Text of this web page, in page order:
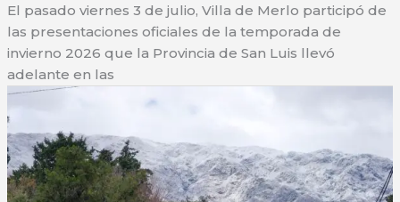
cercanía:
villa
de
merlo
en
mendoza
y
san
El pasado viernes 3 de julio, Villa de Merlo participó de
las presentaciones oficiales de la temporada de
invierno 2026 que la Provincia de San Luis llevó
adelante en las